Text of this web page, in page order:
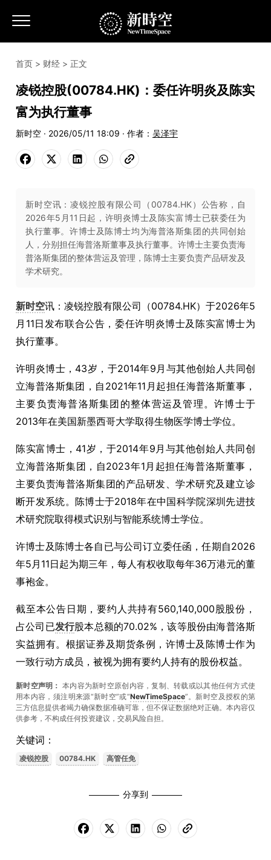
首页 > 财经 > 正文
凌锐控股(00784.HK)：委任许明炎及陈实
富为执行董事
新时空 · 2026/05/11 18:09 · 作者： 吴泽宇
新时空讯：凌锐控股有限公司（00784.HK）公告称，自
2026年5月11日起，许明炎博士及陈实富博士已获委任为
执行董事。许博士及陈博士均为海普洛斯集团的共同创始
人，分别担任海普洛斯董事及执行董事。许博士主要负责海
普洛斯集团的整体营运及管理，陈博士主要负责产品研发及
学术研究。
新时空讯：凌锐控股有限公司（00784.HK）于2026年5
月11日发布联合公告，委任许明炎博士及陈实富博士为
执行董事。
许明炎博士，43岁，于2014年9月与其他创始人共同创
立海普洛斯集团，自2021年11月起担任海普洛斯董事，
主要负责海普洛斯集团的整体营运及管理。许博士于
2013年在美国新墨西哥大学取得生物医学博士学位。
陈实富博士，41岁，于2014年9月与其他创始人共同创
立海普洛斯集团，自2023年1月起担任海普洛斯董事，
主要负责海普洛斯集团的产品研发、学术研究及建立诊
断开发系统。陈博士于2018年在中国科学院深圳先进技
术研究院取得模式识别与智能系统博士学位。
许博士及陈博士各自已与公司订立委任函，任期自2026
年5月11日起为期三年，每人有权收取每年36万港元的董
事袍金。
截至本公告日期，要约人共持有560,140,000股股份，
占公司已发行股本总额的70.02%，该等股份由海普洛斯
实益拥有。根据证券及期货条例，许博士及陈博士作为
一致行动方成员，被视为拥有要约人持有的股份权益。
新时空声明： 本内容为新时空原创内容，复制、转载或以其他任何方式使
用本内容，须注明来源“新时空”或“NewTimeSpace”。新时空及授权的第
三方信息提供者竭力确保数据准确可靠，但不保证数据绝对正确。本內容仅
供参考，不构成任何投资建议，交易风险自担。
关键词：
凌锐控股 00784.HK 高管任免
分享到